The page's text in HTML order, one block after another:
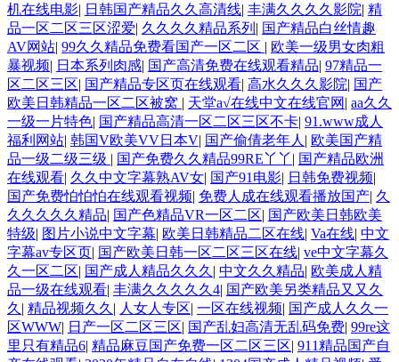
机在线电影| 日韩国产精品久久高清线| 丰满久久久久影院| 精
品一区二区三区涩爱| 久久久久精品系列 | 国产精品白丝情趣
AV网站| 99久久精品免费看国产一区二区 | 欧美一级男女肉粗
暴视频| 日本系列肉感| 国产高清免费在线观看精品| 97精品一
区二区三区| 国产精品专区页在线观看| 高水久久久影院| 国产
欧美日韩精品一区二区被窝 | 天堂а√在线中文在线官网 | aa久久
一级一片特色| 国产精品高清一区二区三区不卡| 91.www成人
福利网站| 韩国V欧美VV日本V| 国产偷倩老年人 | 欧美国产精
品一级二级三级 | 国产免费久久精品99RE丫丫 | 国产精品欧洲
在线观看| 久久中文字幕熟AV女| 国产91电影| 日韩免费视频|
国产免费怕怕怕在线观看视频| 免费人成在线观看播放国产| 久
久久久久久精品| 国产色精品VR一区二区| 国产欧美日韩欧美
特级| 图片小说中文字幕| 欧美日韩精品二区在线| Va在线| 中文
字幕av专区页| 国产欧美日韩一区二区三区在线| ve中文字幕久
久一区二区| 国产成人精品久久久 | 中文久久精品| 欧美成人精
品一级在线观看| 丰满久久久久久4| 国产欧美另类精品又又久
久 | 精品视频久久 | 人女人专区| 一区在线视频| 国产成人久久一
区WWW| 日产一区二区三区| 国产乱妇高清无乱码免费| 99re这
里只有精品6| 精品麻豆国产免费一区二区三区| 911精品国产自